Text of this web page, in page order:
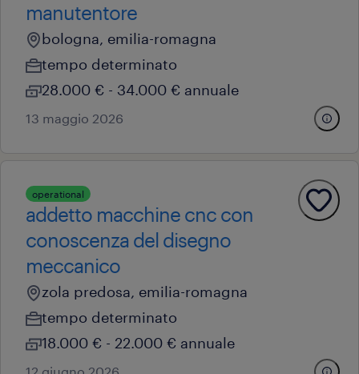
manutentore
bologna, emilia-romagna
tempo determinato
28.000 € - 34.000 € annuale
13 maggio 2026
operational
addetto macchine cnc con
conoscenza del disegno
meccanico
zola predosa, emilia-romagna
tempo determinato
18.000 € - 22.000 € annuale